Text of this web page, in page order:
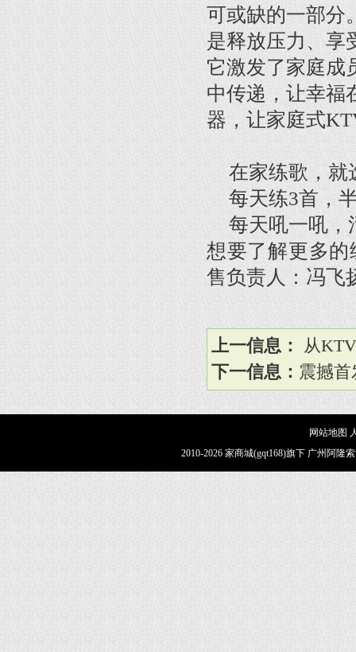
可或缺的一部分
是释放压力、享
它激发了家庭成
中传递，让幸福
器，让家庭式
在家练歌，就
每天练3首，
每天吼一吼，
想要了解更多的
售负责人：冯飞
上一信息：
从
下一信息： 震撼
网站地图
2010-2026 家商城(gqt168)旗下 广州阿隆